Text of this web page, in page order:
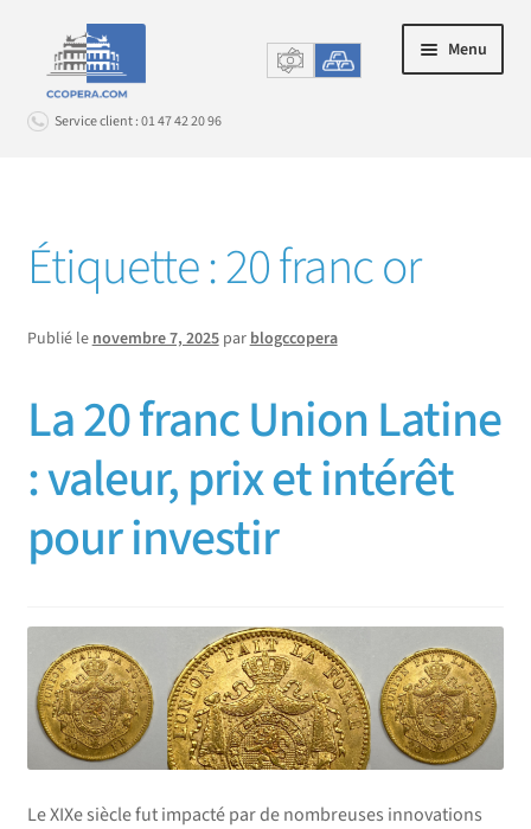
navigation
contenu
Service client : 01 47 42 20 96
Menu
OR PHYSIQUE
ARGENT MÉTAL & PLATINOÏDES
enfant
le
INFOS
SERVICE CLIENT
Étiquette :20 franc or
Publié lenovembre 7, 2025 parblogccopera
La 20 franc Union Latine
: valeur, prix et intérêt
pour investir
Le XIXe siècle fut impacté par de nombreuses innovations